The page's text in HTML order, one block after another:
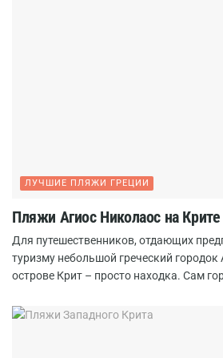
ЛУЧШИЕ ПЛЯЖИ ГРЕЦИИ
Пляжи Агиос Николаос на Крите
Для путешественников, отдающих
туризму небольшой греческий городок
острове Крит – просто находка. Сам